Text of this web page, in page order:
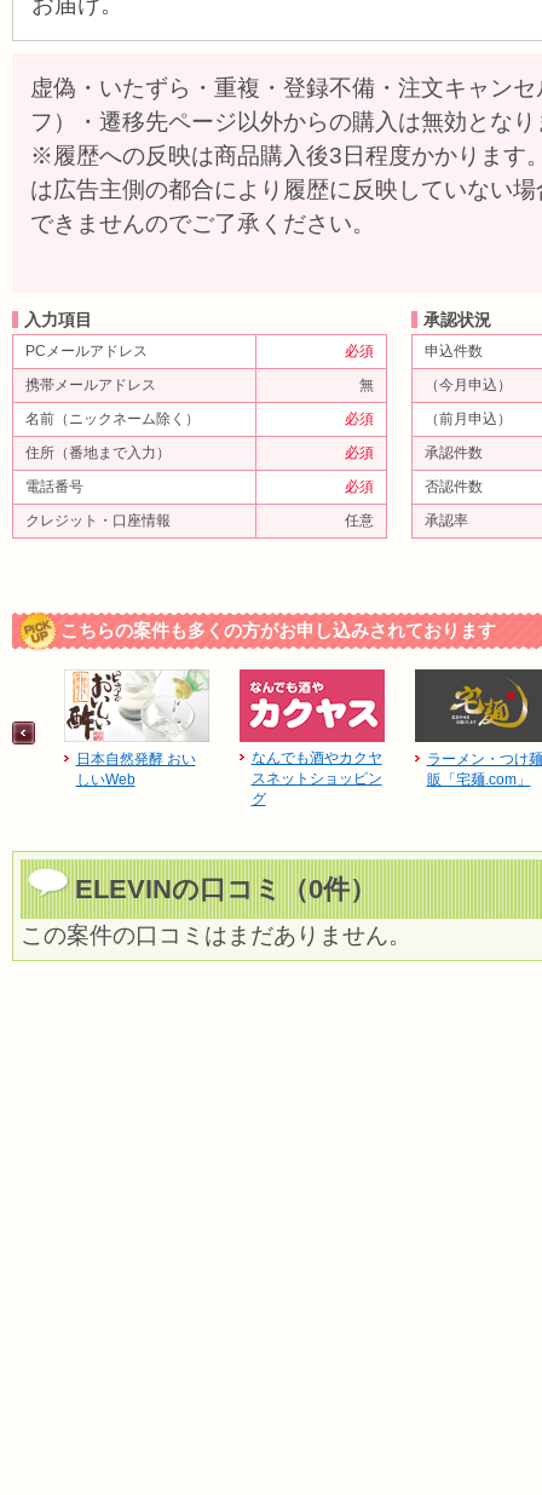
虚偽・いたずら・重複・登録不備・注文キャン
フ）・遷移先ページ以外からの購入は無効となり
※履歴への反映は商品購入後3日程度かかります
は広告主側の都合により履歴に反映していない
できませんのでご了承ください。
入力項目
PCメールアドレス
必須
携帯メールアドレス
無
名前（ニックネーム除く）
必須
住所（番地まで入力）
必須
電話番号
必須
クレジット・口座情報
任意
承認状況
申込件数
（今月申込）
（前月申込）
承認件数
否認件数
承認率
こちらの案件も多くの方がお申し込みされております
日本自然発酵 おい
しいWeb
なんでも酒やカクヤ
スネットショッピン
グ
ラーメン・つけ
販「宅麺.com」
ELEVINの口コミ（0件）
この案件の口コミはまだありません。